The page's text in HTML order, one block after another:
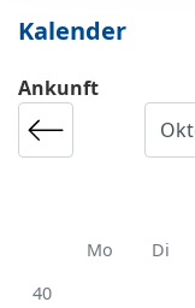
Kalender
Ankunft
Mo
Di
40